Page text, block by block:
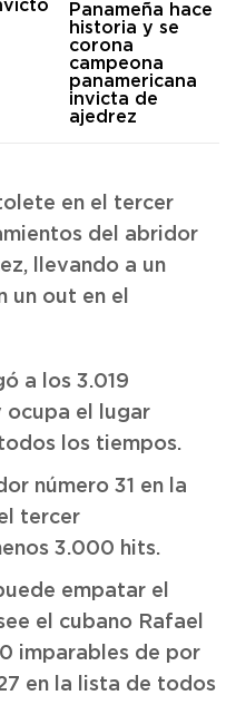
Panameña hace
historia y se
corona
campeona
panamericana
invicta de
ajedrez
en el tercer
del abridor
llevando a un
un out en el
a los 3.019
ocupa el lugar
los tiempos.
número 31 en la
tercer
3.000 hits.
empatar el
el cubano Rafael
imparables de por
en la lista de todos